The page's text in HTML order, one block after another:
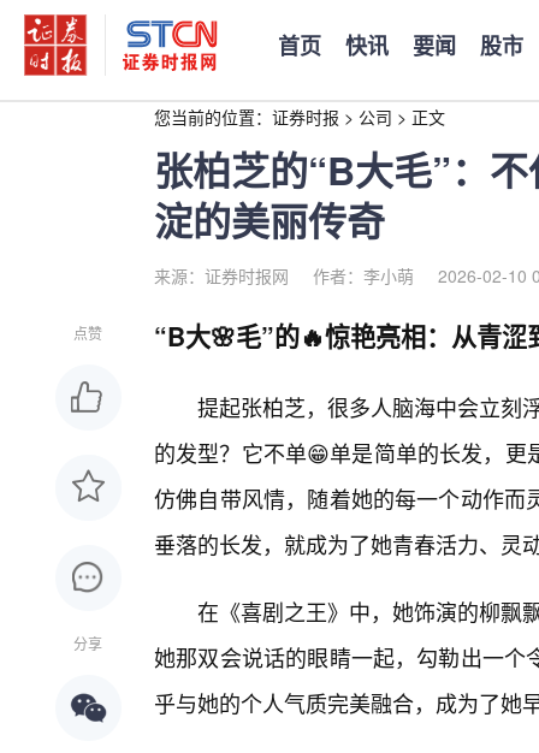
首页 快讯 要闻 股市
您当前的位置： 证券时报 > 公司 > 正文
张柏芝的“B大毛”：
淀的美丽传奇
来源：证券时报网 作者：李小萌 2026-02-10
点赞
分享
“B大🌸毛”的🔥惊艳亮相：从青涩
提起张柏芝，很多人脑海中会立
的发型？它不单😁单是简单的长发，
仿佛自带风情，随着她的每一个动作
垂落的长发，就成为了她青春活力、灵
在《喜剧之王》中，她饰演的柳飘
她那双会说话的眼睛一起，勾勒出一
乎与她的个人气质完美融合，成为了她